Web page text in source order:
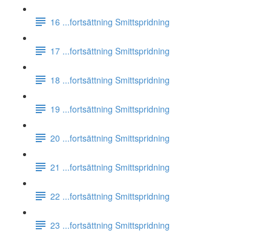
16 ...fortsättning Smittspridning
17 ...fortsättning Smittspridning
18 ...fortsättning Smittspridning
19 ...fortsättning Smittspridning
20 ...fortsättning Smittspridning
21 ...fortsättning Smittspridning
22 ...fortsättning Smittspridning
23 ...fortsättning Smittspridning